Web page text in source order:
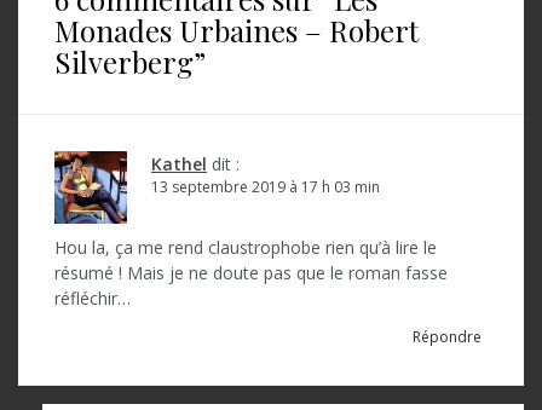
a
Monades Urbaines – Robert
Silverberg”
Kathel dit :
13 septembre 2019 à 17 h 03 min
Hou la, ça me rend claustrophobe rien qu’à lire le
résumé ! Mais je ne doute pas que le roman fasse
réfléchir…
Répondre